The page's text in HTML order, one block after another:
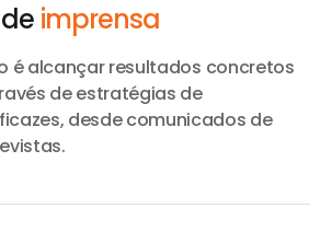
imprensa
é alcançar resultados concretos
de estratégias de
desde comunicados de